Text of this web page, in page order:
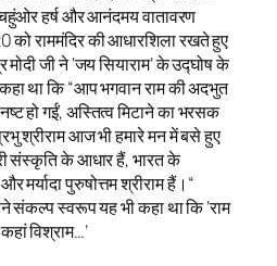
हर्ष और आनंदमय वातावरण
को राममंदिर की आधारशिला रखते हुए
मोदी जी ने ‘जय सियाराम’ के उद्घोष के
था कि “आप भगवान राम की अदभुत
हो गईं, अस्तित्व मिटाने का भरसक
श्रीराम आज भी हमारे मन में बसे हुए
संस्कृति के आधार हैं, भारत के
मर्यादा पुरुषोत्तम श्रीराम हैं।“
संकल्प स्वरूप यह भी कहा था कि ‘राम
विश्राम…’